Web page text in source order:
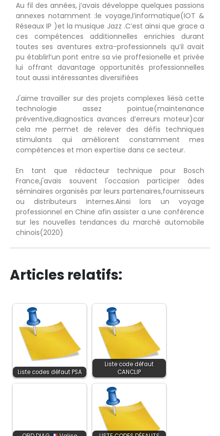
Au fil des années, j’avais développe quelques passions
annexes notamment :le voyage,l’informatique(IOT &
Réseaux IP )et la musique Jazz .C’est ainsi que grace a
ces compétences additionnelles enrichies durant
toutes ses aventures extra-professionnels qu’il avait
pu établirl’un pont entre sa vie proffesionelle et privée
lui offrant davantage opportunités professionnelles
tout aussi intéressantes diversifiées
J'aime travailler sur des projets complexes liësà cette
technologie assez pointue(maintenance
préventive,diagnostics avances d’erreurs moteur)car
cela me permet de relever des défis techniques
stimulants qui améliorent constamment mes
compétences et mon expertise dans ce secteur.
En tant que rédacteur technique pour Bosch
France,j'avais souvent l'occasion participer àdes
séminaires organisés par leurs partenaires,fournisseurs
ou distributeurs internes.Ainsi lors un voyage
professionnel en Chine afin assister a une conférence
sur les nouvelles tendances du marché automobile
chinois(2020)
Articles relatifs:
Liste codes défaut PSA
Liste code défaut
CANCLIP